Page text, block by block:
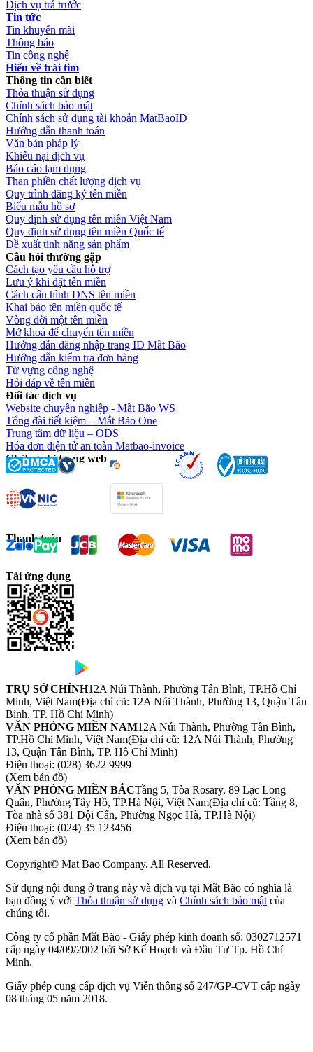
Dịch vụ trả trước
Tin tức
Tin khuyến mãi
Thông báo
Tin công nghệ
Hiểu về trái tim
Thông tin cần biết
Thỏa thuận sử dụng
Chính sách bảo mật
Chính sách sử dụng tài khoản MatBaoID
Hướng dẫn thanh toán
Văn bản pháp lý
Khiếu nại dịch vụ
Báo cáo lạm dụng
Than phiền chất lượng dịch vụ
Quy trình đăng ký tên miền
Biểu mẫu hồ sơ
Quy định sử dụng tên miền Việt Nam
Quy định sử dụng tên miền Quốc tế
Đề xuất tính năng sản phẩm
Câu hỏi thường gặp
Cách tạo yêu cầu hỗ trợ
Lưu ý khi đặt tên miền
Cách cấu hình DNS tên miền
Khai báo tên miền quốc tế
Vòng đời một tên miền
Mở khoá để chuyển tên miền
Hướng dẫn đăng nhập trang ID Mắt Bão
Hướng dẫn kiểm tra đơn hàng
Từ vựng công nghệ
Hỏi đáp về tên miền
Đối tác dịch vụ
Website chuyên nghiệp - Mắt Bão WS
Tổng đài tiết kiệm – Mắt Bão One
Trung tâm dữ liệu – ODS
Hóa đơn điện tử an toàn Matbao-invoice
Chứng chỉ trang web
Thanh toán
Tải ứng dụng
TRỤ SỞ CHÍNH12A Núi Thành, Phường Tân Bình, TP.Hồ Chí
Minh, Việt Nam(Địa chỉ cũ: 12A Núi Thành, Phường 13, Quận Tân
Bình, TP. Hồ Chí Minh)
VĂN PHÒNG MIỀN NAM12A Núi Thành, Phường Tân Bình,
TP.Hồ Chí Minh, Việt Nam(Địa chỉ cũ: 12A Núi Thành, Phường
13, Quận Tân Bình, TP. Hồ Chí Minh)
Điện thoại: (028) 3622 9999
(Xem bản đồ)
VĂN PHÒNG MIỀN BẮCTầng 5, Tòa Rosary, 89 Lạc Long
Quân, Phường Tây Hồ, TP.Hà Nội, Việt Nam(Địa chỉ cũ: Tầng 8,
Tòa nhà số 381 Đội Cấn, Phường Ngọc Hà, TP.Hà Nội)
Điện thoại: (024) 35 123456
(Xem bản đồ)
Copyright© Mat Bao Company. All Reserved.
Sử dụng nội dung ở trang này và dịch vụ tại Mắt Bão có nghĩa là
bạn đồng ý với Thỏa thuận sử dụng và Chính sách bảo mật của
chúng tôi.
Công ty cổ phần Mắt Bão - Giấy phép kinh doanh số: 0302712571
cấp ngày 04/09/2002 bởi Sở Kế Hoạch và Đầu Tư Tp. Hồ Chí
Minh.
Giấy phép cung cấp dịch vụ Viễn thông số 247/GP-CVT cấp ngày
08 tháng 05 năm 2018.